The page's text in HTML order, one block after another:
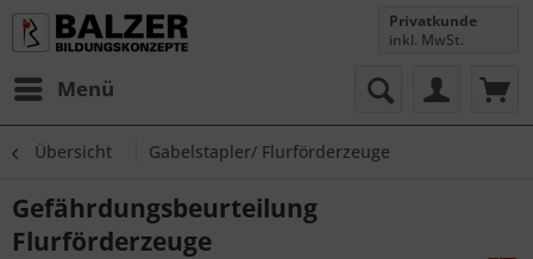
Menü
Privatkunde
inkl. MwSt.
Übersicht Gabelstapler/ Flurförderzeuge
Gefährdungsbeurteilung
Flurförderzeuge